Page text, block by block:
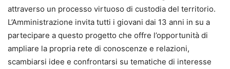
attraverso un processo virtuoso di custodia del territorio.
L’Amministrazione invita tutti i giovani dai 13 anni in su a
partecipare a questo progetto che offre l’opportunità di
ampliare la propria rete di conoscenze e relazioni,
scambiarsi idee e confrontarsi su tematiche di interesse